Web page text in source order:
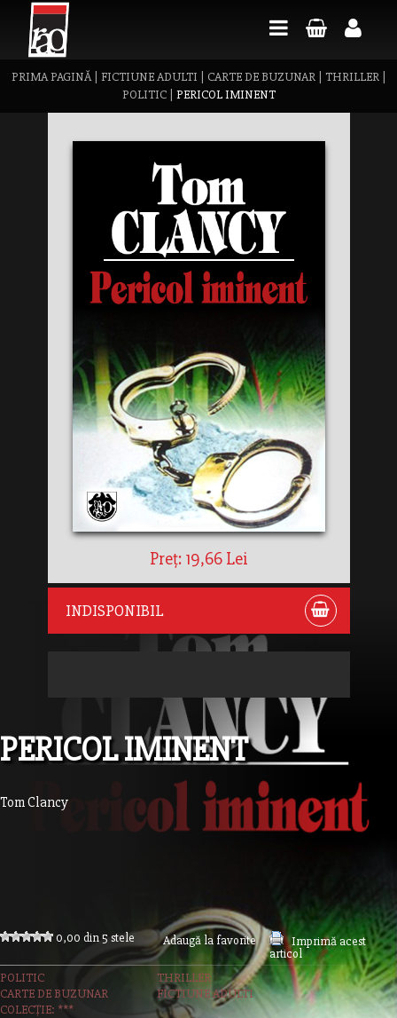
PRIMA PAGINĂ| FICTIUNE ADULTI CARTE DE BUZUNAR| THRILLER|
POLITIC| PERICOL IMINENT
Preț: 19,66 Lei
INDISPONIBIL
PERICOL IMINENT
Tom Clancy
0,00 din 5 stele Adaugă la favorite
Imprimă acest
articol
POLITIC
THRILLER
CARTE DE BUZUNAR
FICTIUNE ADULTI
COLECȚIE: ***